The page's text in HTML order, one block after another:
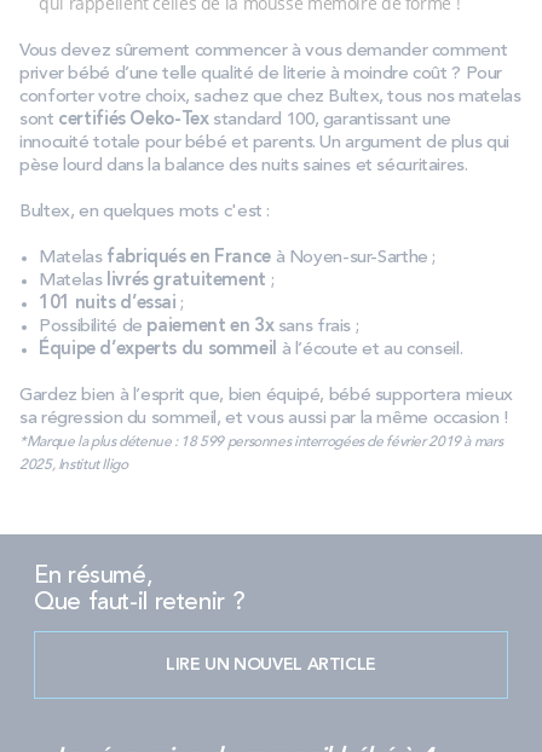
Vous devez sûrement commencer à vous demander comment
priver bébé d’une telle qualité de literie à moindre coût ? Pour
conforter votre choix, sachez que chez Bultex, tous nos matelas
sont certifiés Oeko-Texstandard 100, garantissant une
innocuité totale pour bébé et parents. Un argument de plus qui
pèse lourd dans la balance des nuits saines et sécuritaires.
Bultex, en quelques mots c'est :
Matelas fabriqués en Franceà Noyen-sur-Sarthe ;
Matelas livrés gratuitement ;
101 nuits d’essai ;
Possibilité de paiement en 3xsans frais ;
Équipe d’experts du sommeil à l’écoute et au conseil.
Gardez bien à l’esprit que, bien équipé, bébé supportera mieux
sa régression du sommeil, et vous aussi par la même occasion !
*Marque la plus détenue : 18 599 personnes interrogées de février 2019 à mars
2025, Institut Iligo
En résumé,
Que faut-il retenir ?
LIRE UN NOUVEL ARTICLE